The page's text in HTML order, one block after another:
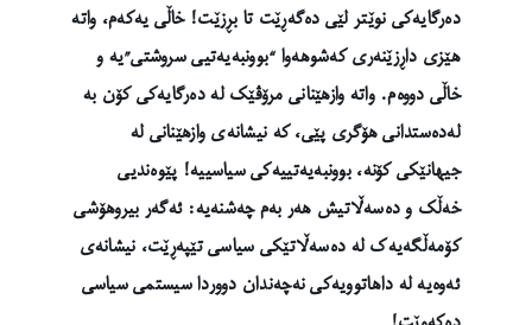
دەرگایەکی نوێتر لێی دەگەڕێت تا بڕزێت! خاڵی یەکەم، واتە
هێزی داڕزێنەری کەشوهەوا “بوونبەیەتیی سروشتی”یە و
خاڵی دووەم. واتە وازهێنانی مرۆڤێک لە دەرگایەکی کۆن بە
لەدەستدانی هۆگری پێی، کە نیشانەی وازهێنانی لە
جیهانێکی کۆنە، بوونبەیەتییەکی سیاسییە! پێوەندیی
خەڵک و دەسەڵاتیش هەر بەم چەشنەیە: ئەگەر بیروهۆشی
کۆمەڵگەیەک لە دەسەڵاتێکی سیاسی تێپەڕێت، نیشانەی
ئەوەیە لە داهاتوویەکی نەچەندان دووردا سیستمی سیاسی